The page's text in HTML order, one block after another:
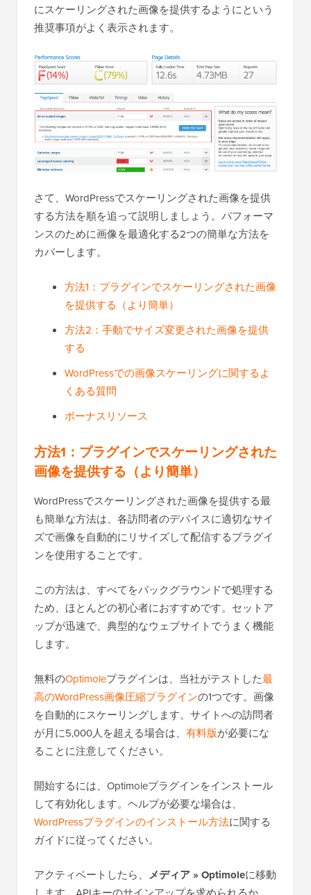
にスケーリングされた画像を提供するようにという
推奨事項がよく表示されます。
さて、WordPressでスケーリングされた画像を提供
する方法を順を追って説明しましょう。パフォーマ
ンスのために画像を最適化する2つの簡単な方法を
カバーします。
方法1：プラグインでスケーリングされた画像
を提供する（より簡単）
方法2：手動でサイズ変更された画像を提供
する
WordPressでの画像スケーリングに関するよ
くある質問
ボーナスリソース
方法1：プラグインでスケーリングされた
画像を提供する（より簡単）
WordPressでスケーリングされた画像を提供する最
も簡単な方法は、各訪問者のデバイスに適切なサイ
ズで画像を自動的にリサイズして配信するプラグイ
ンを使用することです。
この方法は、すべてをバックグラウンドで処理する
ため、ほとんどの初心者におすすめです。セットア
ップが迅速で、典型的なウェブサイトでうまく機能
します。
無料のOptimoleプラグインは、当社がテストした最
高のWordPress画像圧縮プラグインの1つです。画像
を自動的にスケーリングします。サイトへの訪問者
が月に5,000人を超える場合は、 有料版が必要にな
ることに注意してください。
開始するには、Optimoleプラグインをインストール
して有効化します。ヘルプが必要な場合は、
WordPressプラグインのインストール方法に関する
ガイドに従ってください。
アクティベートしたら、 メディア » Optimoleに移動